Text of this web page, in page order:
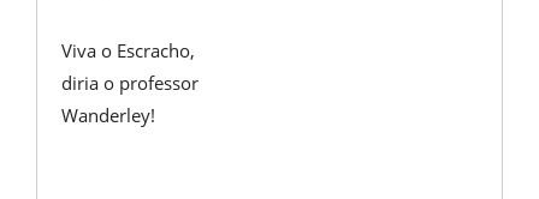
Viva o Escracho,
diria o professor
Wanderley!